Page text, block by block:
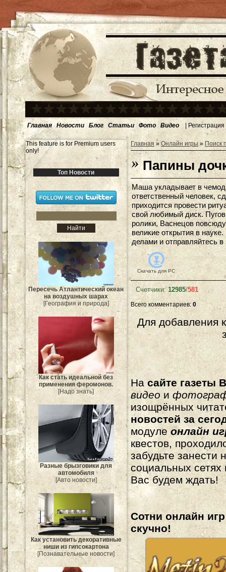
Главная Новости Блог Статьи Фото Видео | Регистрация
This feature is for Premium users
only!
Топ Новости
Пересечь Атлантический океан
на воздушных шарах
[География и природа]
Как стать идеальной без
применения феромонов.
[Надо знать]
Разные брызговики для
автомобиля
[Авто новости]
Как установить декоративные
ниши из гипсокартона
[Познавательные новости]
Главная » Онлайн игры » Поиск
Папины
Маша укладывает в
ответственный человек,
приходится провести
свой любимый диск.
ролики, Васнецов
великие открытия в
делами и отправляйтесь в
Скачать для PC
Счетчики:12985/581
Всего комментариев: 0
Для добавления
На сайте газеты
видео и
изощрённых
новостей за
модуле онлайн
квестов,
забудьте
социальных
Вас будем ждать!
Сотни онлайн
скучно!